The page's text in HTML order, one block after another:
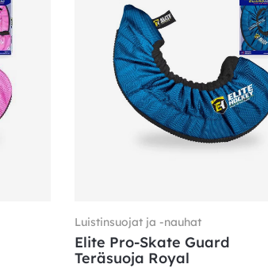
Luistinsuojat ja -nauhat
Elite Pro-Skate Guard
Teräsuoja Royal